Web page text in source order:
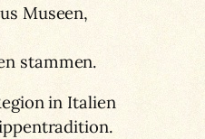
Museen,
stammen.
in Italien